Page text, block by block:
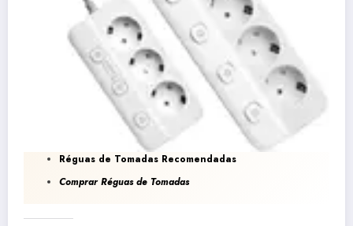
Réguas de Tomadas Recomendadas
Comprar Réguas de Tomadas